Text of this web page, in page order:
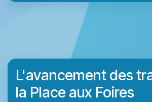
L'avancement des
la Place aux Foires